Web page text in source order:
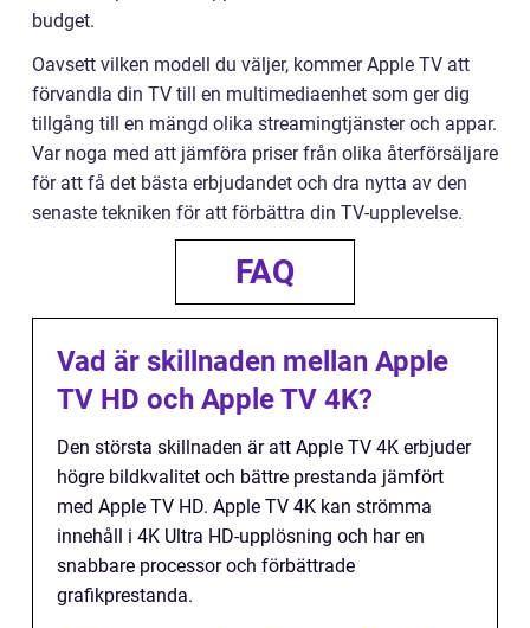
budget.
Oavsett vilken modell du väljer, kommer Apple TV att
förvandla din TV till en multimediaenhet som ger dig
tillgång till en mängd olika streamingtjänster och appar.
Var noga med att jämföra priser från olika återförsäljare
för att få det bästa erbjudandet och dra nytta av den
senaste tekniken för att förbättra din TV-upplevelse.
FAQ
Vad är skillnaden mellan Apple
TV HD och Apple TV 4K?
Den största skillnaden är att Apple TV 4K erbjuder
högre bildkvalitet och bättre prestanda jämfört
med Apple TV HD. Apple TV 4K kan strömma
innehåll i 4K Ultra HD-upplösning och har en
snabbare processor och förbättrade
grafikprestanda.